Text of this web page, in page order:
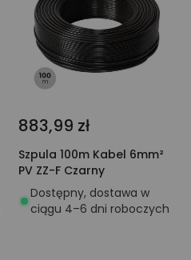
883,99 zł
Szpula 100m Kabel 6mm²
PV ZZ-F Czarny
Dostępny, dostawa w
ciągu 4–6 dni roboczych